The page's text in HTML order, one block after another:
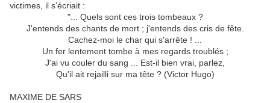
victimes, il s'écriait :
"... Quels sont ces trois tombeaux ?
J'entends des chants de mort ; j'entends des cris de fête.
Cachez-moi le char qui s'arrête ! ...
Un fer lentement tombe à mes regards troublés ;
J'ai vu couler du sang ... Est-il bien vrai, parlez,
Qu'il ait rejailli sur ma tête ? (Victor Hugo)
MAXIME DE SARS